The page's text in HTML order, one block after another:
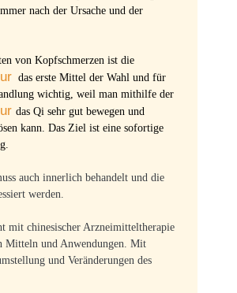
nach der Ursache und der
von Kopfschmerzen ist die
das erste Mittel der Wahl und für
wichtig, weil man mithilfe der
das Qi sehr gut bewegen und
kann. Das Ziel ist eine sofortige
auch innerlich behandelt und die
werden.
mit chinesischer Arzneimitteltherapie
Mitteln und Anwendungen. Mit
und Veränderungen des